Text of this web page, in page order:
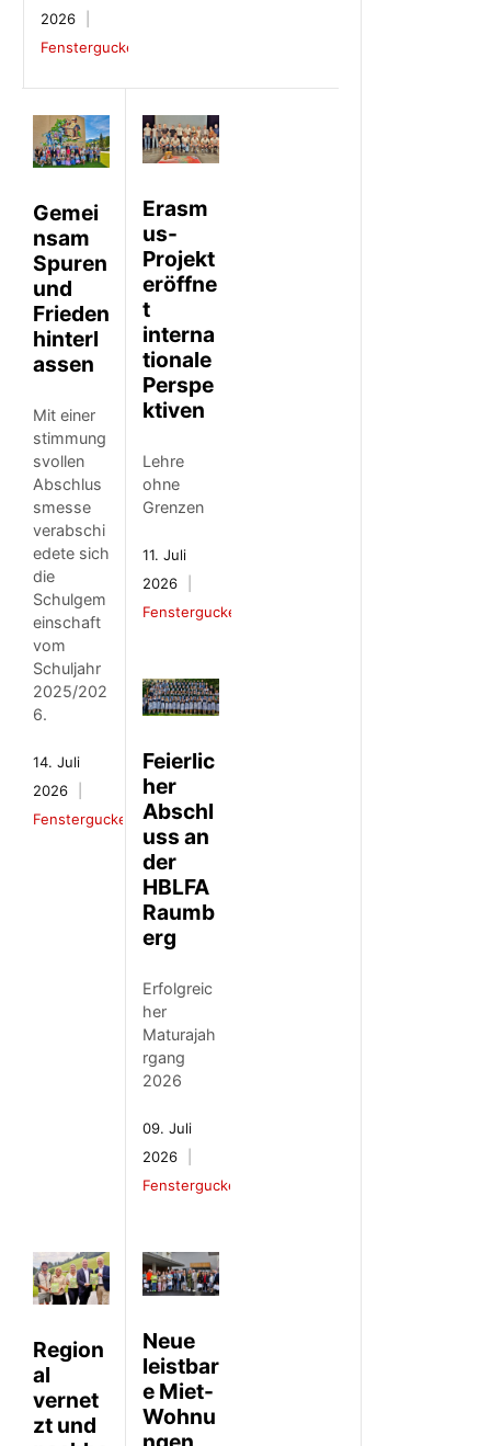
2026
Fenstergucker
Gemei
nsam
Spuren
und
Frieden
hinterl
assen
Mit einer
stimmung
svollen
Abschlus
smesse
verabschi
edete sich
die
Schulgem
einschaft
vom
Schuljahr
2025/202
6.
14. Juli
2026
Fenstergucker
Erasm
us-
Projekt
eröffne
t
interna
tionale
Perspe
ktiven
Lehre
ohne
Grenzen
11. Juli
2026
Fenstergucker
Feierlic
her
Abschl
uss an
der
HBLFA
Raumb
erg
Erfolgreic
her
Maturajah
rgang
2026
09. Juli
2026
Fenstergucker
Region
al
vernet
zt und
Neue
leistbar
e Miet-
Wohnu